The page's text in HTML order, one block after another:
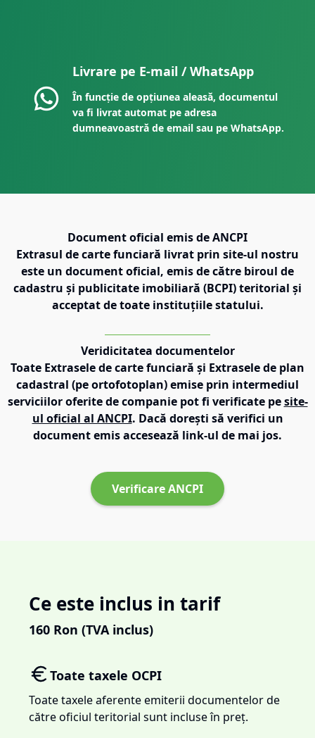
Livrare pe E-mail / WhatsApp
În funcție de opțiunea aleasă, documentul
va fi livrat automat pe adresa
dumneavoastră de email sau pe WhatsApp.
Document oficial emis de ANCPI
Extrasul de carte funciară livrat prin site-ul nostru
este un document oficial, emis de către biroul de
cadastru și publicitate imobiliară (BCPI) teritorial și
acceptat de toate instituțiile statului.
Veridicitatea documentelor
Toate Extrasele de carte funciară și Extrasele de plan
cadastral (pe ortofotoplan) emise prin intermediul
serviciilor oferite de companie pot fi verificate pe site-
ul oficial al ANCPI. Dacă dorești să verifici un
document emis accesează link-ul de mai jos.
Verificare ANCPI
Ce este inclus in tarif
160 Ron (TVA inclus)
Toate taxele OCPI
Toate taxele aferente emiterii documentelor de
către oficiul teritorial sunt incluse în preț.